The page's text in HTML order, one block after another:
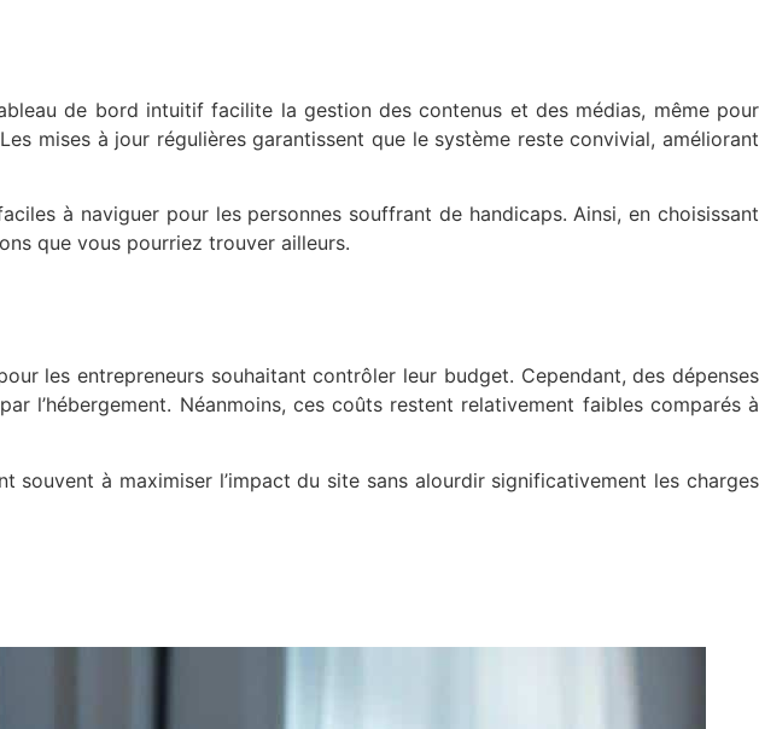
de bord intuitif facilite la gestion des contenus et des médias, même pour
mises à jour régulières garantissent que le système reste convivial, améliorant
à naviguer pour les personnes souffrant de handicaps. Ainsi, en choisissant
que vous pourriez trouver ailleurs.
les entrepreneurs souhaitant contrôler leur budget. Cependant, des dépenses
l’hébergement. Néanmoins, ces coûts restent relativement faibles comparés à
souvent à maximiser l’impact du site sans alourdir significativement les charges